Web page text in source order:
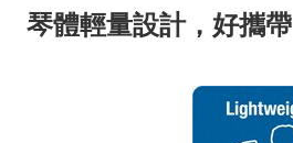
琴體輕量設計，好攜帶